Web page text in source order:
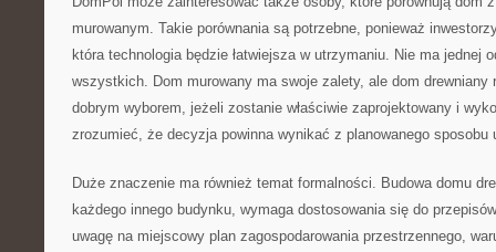
murowanym. Takie porównania są potrzebne, ponieważ
która technologia będzie łatwiejsza w utrzymaniu. Nie ma jednej
wszystkich. Dom murowany ma swoje zalety, ale dom drewniany
dobrym wyborem, jeżeli zostanie właściwie zaprojektowany i
zrozumieć, że decyzja powinna wynikać z planowanego sposobu
Duże znaczenie ma również temat formalności. Budowa domu
każdego innego budynku, wymaga dostosowania się do
uwagę na miejscowy plan zagospodarowania przestrzennego,